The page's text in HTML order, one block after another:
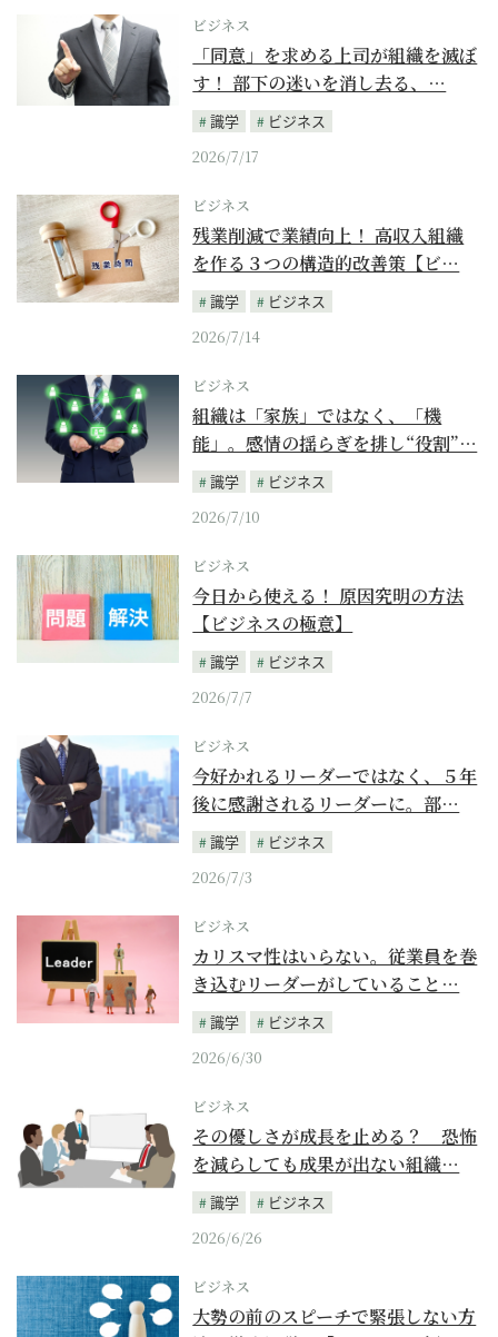
ビジネス
「同意」を求める上司が組織を滅ぼ
す！ 部下の迷いを消し去る、…
識学
ビジネス
2026/7/17
ビジネス
残業削減で業績向上！ 高収入組織
を作る３つの構造的改善策【ビ…
識学
ビジネス
2026/7/14
ビジネス
組織は「家族」ではなく、「機
能」。感情の揺らぎを排し“役割”…
識学
ビジネス
2026/7/10
ビジネス
今日から使える！ 原因究明の方法
【ビジネスの極意】
識学
ビジネス
2026/7/7
ビジネス
今好かれるリーダーではなく、５年
後に感謝されるリーダーに。部…
識学
ビジネス
2026/7/3
ビジネス
カリスマ性はいらない。従業員を巻
き込むリーダーがしていること…
識学
ビジネス
2026/6/30
ビジネス
その優しさが成長を止める？ 恐怖
を減らしても成果が出ない組織…
識学
ビジネス
2026/6/26
ビジネス
大勢の前のスピーチで緊張しない方